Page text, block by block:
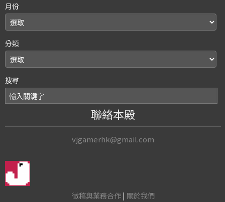
月份
分類
搜尋
聯絡本殿
vjgamerhk@gmail.com
徵稿與業務合作| 關於我們